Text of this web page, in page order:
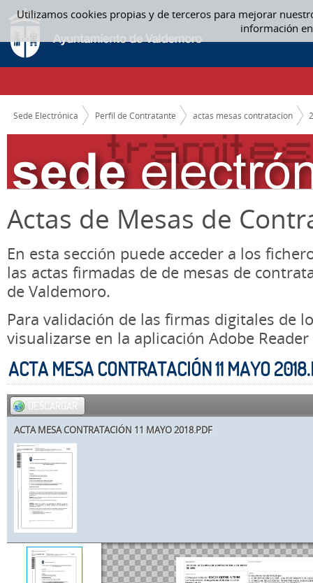
Utilizamos cookies propias y de terceros para mejorar
información
Saltar al contenido
ACTAS MESAS CONTRATACION
CAMINO DE MIGAS
Sede Electrónica Perfil de Contratante actas mesas contratacion
Actas de Mesas de
En esta sección puede acceder a los
las actas firmadas de de mesas de
de Valdemoro.
Para validación de las firmas digitales de
visualizarse en la aplicación Adobe Reader
ACTA MESA CONTRATACIÓN 11 MAYO
DESCARGAR
ACTA MESA CONTRATACIÓN 11 MAYO 2018.PDF